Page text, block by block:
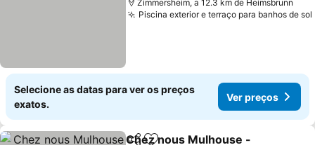
Zimmersheim, a 12.3 km de Heimsbrunn
Piscina exterior e terraço para banhos de sol
Selecione as datas para ver os preços
exatos.
Ver preços
Chez nous Mulhouse -